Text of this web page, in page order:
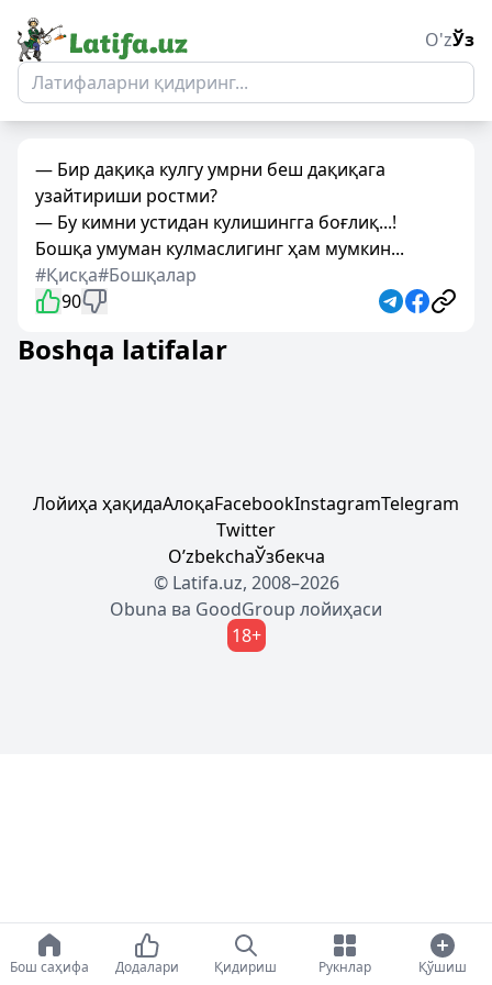
O'zЎз
— Бир дақиқа кулгу умрни беш дақиқага
узайтириши ростми?
— Бу кимни устидан кулишингга боғлиқ...!
Бошқа умуман кулмаслигинг ҳам мумкин...
#Қисқа#Бошқалар
90
Boshqa latifalar
Лойиҳа ҳақидаАлоқаFacebookInstagramTelegram
Twitter
OʼzbekchaЎзбекча
© Latifa.uz, 2008–2026
Obuna ва GoodGroup лойиҳаси
18+
Бош саҳифа Додалари Қидириш Рукнлар Қўшиш